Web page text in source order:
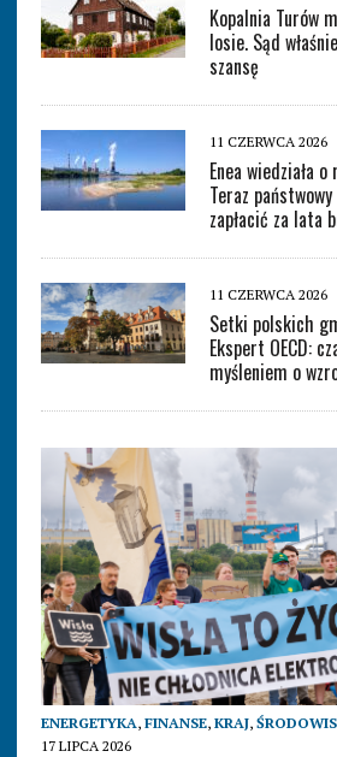
Kopalnia Turów
losie. Sąd
szansę
11 CZERWCA 2026
Enea wiedziała
Teraz
zapłacić za lata
11 CZERWCA 2026
Setki polskich
Ekspert OECD:
myśleniem o
ENERGETYKA, FINANSE, KRAJ,
17 LIPCA 2026